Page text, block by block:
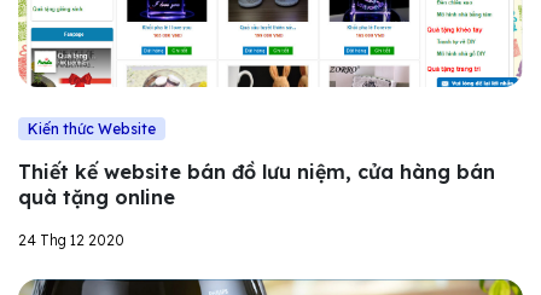
Kiến thức Website
Thiết kế website bán đồ lưu niệm, cửa hàng bán
quà tặng online
24 Thg 12 2020